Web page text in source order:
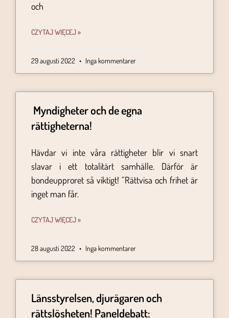
och
CZYTAJ WIĘCEJ »
29 augusti 2022 Inga kommentarer
Myndigheter och de egna
rättigheterna!
Hävdar vi inte våra rättigheter blir vi snart
slavar i ett totalitärt samhälle. Därför är
bondeupproret så viktigt! ”Rättvisa och frihet är
inget man får.
CZYTAJ WIĘCEJ »
28 augusti 2022 Inga kommentarer
Länsstyrelsen, djurägaren och
rättslösheten! Paneldebatt: